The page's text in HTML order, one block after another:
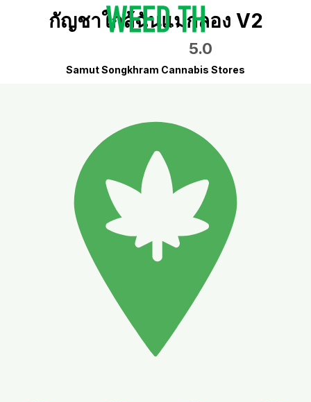
กัญชาใกล้ฉันแม่กลอง V2
5.0
Samut Songkhram Cannabis Stores